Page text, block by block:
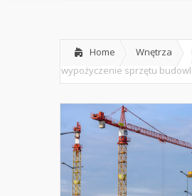
Home Wnętrza
wypożyczenie sprzętu